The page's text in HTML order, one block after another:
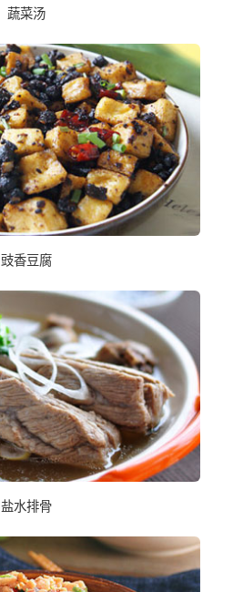
蔬菜汤
豉香豆腐
盐水排骨